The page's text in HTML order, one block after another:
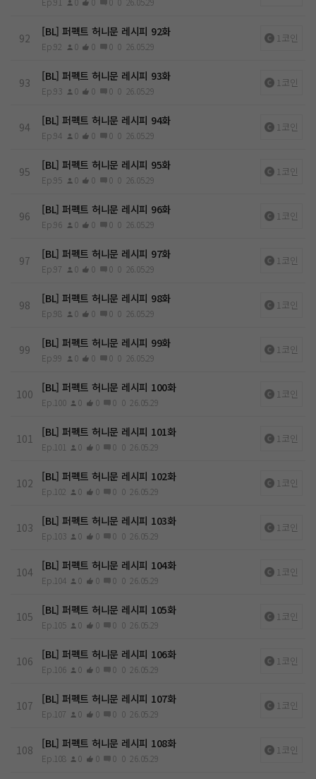
92 [BL] 퍼펙트 허니문 레시피 92화
Ep.92 0 0 0 0 26.05.29
1코인
93 [BL] 퍼펙트 허니문 레시피 93화
Ep.93 0 0 0 0 26.05.29
1코인
94 [BL] 퍼펙트 허니문 레시피 94화
Ep.94 0 0 0 0 26.05.29
1코인
95 [BL] 퍼펙트 허니문 레시피 95화
Ep.95 0 0 0 0 26.05.29
1코인
96 [BL] 퍼펙트 허니문 레시피 96화
Ep.96 0 0 0 0 26.05.29
1코인
97 [BL] 퍼펙트 허니문 레시피 97화
Ep.97 0 0 0 0 26.05.29
1코인
98 [BL] 퍼펙트 허니문 레시피 98화
Ep.98 0 0 0 0 26.05.29
1코인
99 [BL] 퍼펙트 허니문 레시피 99화
Ep.99 0 0 0 0 26.05.29
1코인
100 [BL] 퍼펙트 허니문 레시피 100화
Ep.100 0 0 0 0 26.05.29
1코인
101 [BL] 퍼펙트 허니문 레시피 101화
Ep.101 0 0 0 0 26.05.29
1코인
102 [BL] 퍼펙트 허니문 레시피 102화
Ep.102 0 0 0 0 26.05.29
1코인
103 [BL] 퍼펙트 허니문 레시피 103화
Ep.103 0 0 0 0 26.05.29
1코인
104 [BL] 퍼펙트 허니문 레시피 104화
Ep.104 0 0 0 0 26.05.29
1코인
105 [BL] 퍼펙트 허니문 레시피 105화
Ep.105 0 0 0 0 26.05.29
1코인
106 [BL] 퍼펙트 허니문 레시피 106화
Ep.106 0 0 0 0 26.05.29
1코인
107 [BL] 퍼펙트 허니문 레시피 107화
Ep.107 0 0 0 0 26.05.29
1코인
108 [BL] 퍼펙트 허니문 레시피 108화
Ep.108 0 0 0 0 26.05.29
1코인